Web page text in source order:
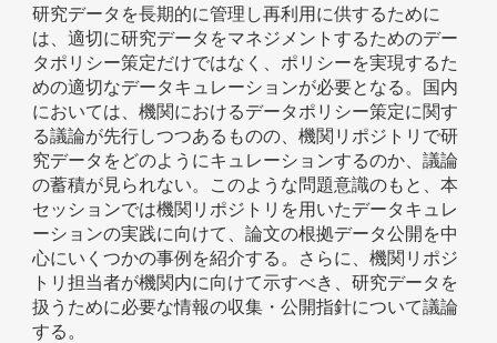
研究データを長期的に管理し再利用に供するために
は、適切に研究データをマネジメントするためのデー
タポリシー策定だけではなく、ポリシーを実現するた
めの適切なデータキュレーションが必要となる。国内
においては、機関におけるデータポリシー策定に関す
る議論が先行しつつあるものの、機関リポジトリで研
究データをどのようにキュレーションするのか、議論
の蓄積が見られない。このような問題意識のもと、本
セッションでは機関リポジトリを用いたデータキュレ
ーションの実践に向けて、論文の根拠データ公開を中
心にいくつかの事例を紹介する。さらに、機関リポジ
トリ担当者が機関内に向けて示すべき、研究データを
扱うために必要な情報の収集・公開指針について議論
する。